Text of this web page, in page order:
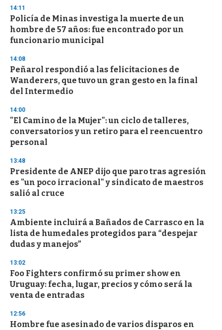
d
s
o
f
3
s
e
c
o
n
14:11
Policía de Minas investiga la muerte de un
hombre de 57 años: fue encontrado por un
funcionario municipal
14:08
Peñarol respondió a las felicitaciones de
Wanderers, que tuvo un gran gesto en la final
del Intermedio
14:00
"El Camino de la Mujer": un ciclo de talleres,
conversatorios y un retiro para el reencuentro
personal
13:48
Presidente de ANEP dijo que paro tras agresión
es "un poco irracional" y sindicato de maestros
salió al cruce
13:25
Ambiente incluirá a Bañados de Carrasco en la
lista de humedales protegidos para “despejar
dudas y manejos”
13:02
Foo Fighters confirmó su primer show en
Uruguay: fecha, lugar, precios y cómo será la
venta de entradas
12:56
Hombre fue asesinado de varios disparos en